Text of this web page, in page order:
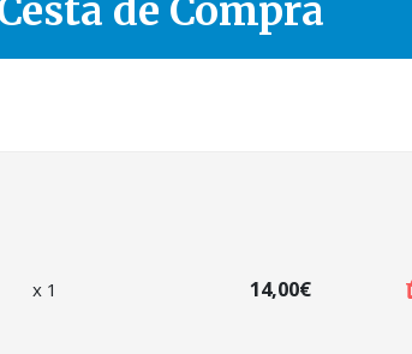
de Compra
x 1 14,00€